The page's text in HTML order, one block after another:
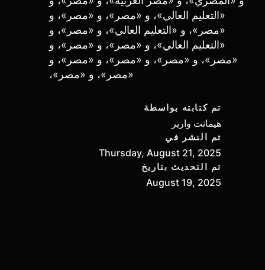
«التعليم العالي»، و «مصر»، و «مصر»، و
«مصر»، و «التعليم العالي»، و «مصر»، و
«التعليم العالي»، و «مصر»، و «مصر»، و
«مصر»، و «مصر»، و «مصر»، و «مصر»، و
«مصر»، و «مصر»،
تم كتابته بواسطة
هيمانت وارير
تم النشر في
Thursday, August 21, 2025
تم التحديث بتاريخ
August 19, 2025